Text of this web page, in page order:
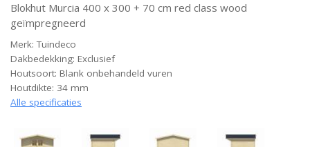
Blokhut Murcia 400 x 300 + 70 cm red class wood
geïmpregneerd
Merk: Tuindeco
Dakbedekking: Exclusief
Houtsoort: Blank onbehandeld vuren
Houtdikte: 34 mm
Alle specificaties